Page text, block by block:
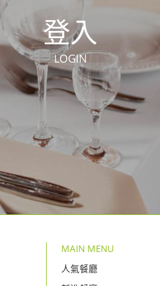
登入
LOGIN
MAIN MENU
人氣餐廳